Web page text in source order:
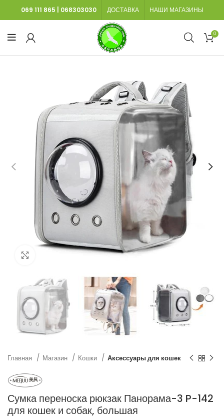
069 111 865 068303030 ДОСТАВКА НАШИ МАГАЗИНЫ
0
Нажмите, чтобы увеличить
Главная Магазин Кошки Аксессуары для кошек
Сумка переноска рюкзак Панорама-3 P-142
для кошек и собак, большая